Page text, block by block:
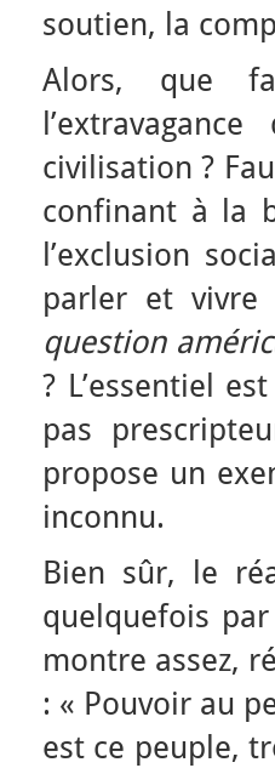
soutien, la
Alors, que
civilisation ?
confinant à la
l’exclusion
parler et vivre
question
? L’essentiel
pas
propose un
inconnu.
Bien sûr, le
quelquefois
montre assez,
: « Pouvoir au
est ce peuple,